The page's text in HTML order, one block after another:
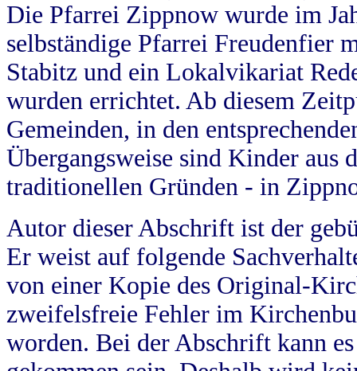
Die Pfarrei Zippnow wurde im
selbständige Pfarrei Freudenfier
Stabitz und ein Lokalvikariat
wurden errichtet. Ab diesem
Gemeinden, in den
Übergangsweise sind Kinder aus
traditionellen Gründen - in
Autor dieser Abschrift ist der
Er weist auf folgende
von einer Kopie des Original-
zweifelsfreie Fehler im
worden. Bei der Abschrift kann